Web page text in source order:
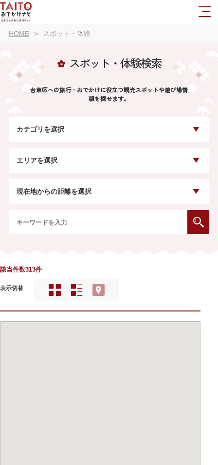
HOME スポット・体験
スポット・体験検索
台東区への旅行・おでかけに役立つ観光スポットや遊び場情
報を探せます。
カテゴリを選択
エリアを選択
現在地からの距離を選択
該当件数313件
表示切替